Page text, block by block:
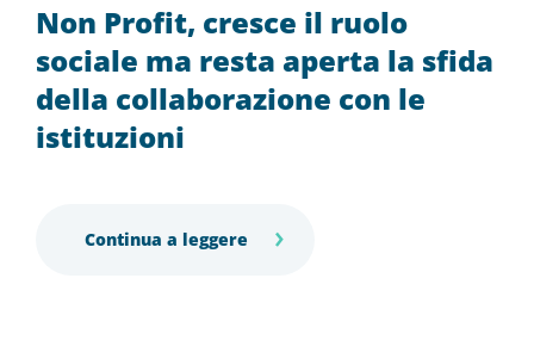
Non Profit, cresce il ruolo
sociale ma resta aperta la sfida
della collaborazione con le
istituzioni
Continua a leggere